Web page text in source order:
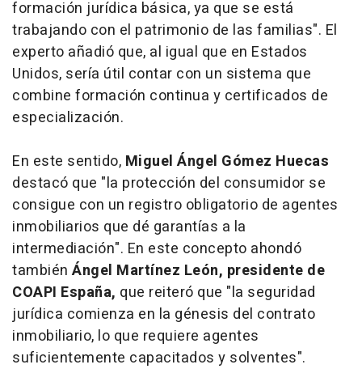
formación jurídica básica, ya que se está
trabajando con el patrimonio de las familias". El
experto añadió que, al igual que en Estados
Unidos, sería útil contar con un sistema que
combine formación continua y certificados de
especialización.
En este sentido, Miguel Ángel Gómez Huecas
destacó que "la protección del consumidor se
consigue con un registro obligatorio de agentes
inmobiliarios que dé garantías a la
intermediación". En este concepto ahondó
también Ángel Martínez León, presidente de
COAPI España, que reiteró que "la seguridad
jurídica comienza en la génesis del contrato
inmobiliario, lo que requiere agentes
suficientemente capacitados y solventes".